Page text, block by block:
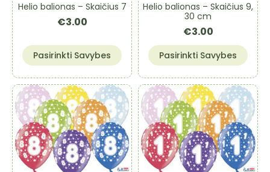
Helio balionas – Skaičius 7
€3.00
Pasirinkti Savybes
This
product
has
multiple
variants.
The
options
may
be
chosen
Helio balionas – Skaičius 9,
30 cm
€3.00
Pasirinkti Savybes
This
product
has
multiple
variants.
The
options
may
be
chosen